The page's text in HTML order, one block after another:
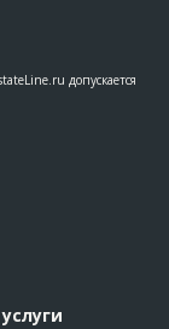
допускается